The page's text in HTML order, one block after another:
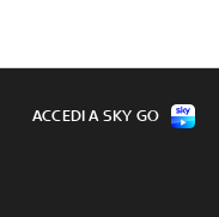
ACCEDI A SKY GO